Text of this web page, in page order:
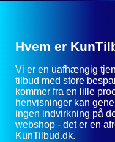
Hvem er
Vi er en uafhængig
tilbud med store
kommer fra en lille
henvisninger kan
ingen indvirkning på
webshop - det er en
KunTilbud.dk.